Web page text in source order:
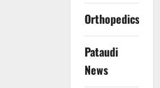
Orthopedics
Pataudi
News